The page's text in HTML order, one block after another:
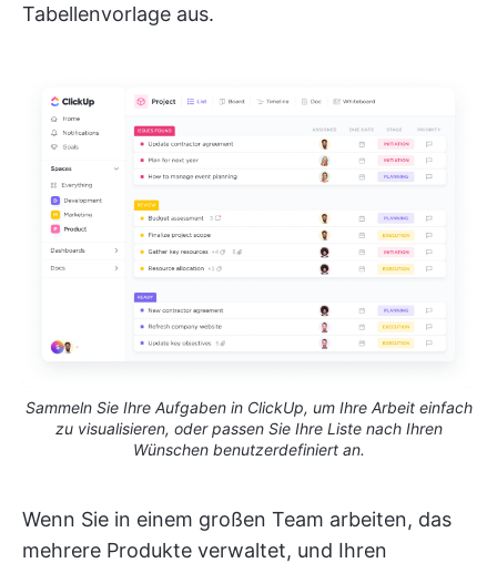
Tabellenvorlage aus.
Sammeln Sie Ihre Aufgaben in ClickUp, um Ihre Arbeit einfach
zu visualisieren, oder passen Sie Ihre Liste nach Ihren
Wünschen benutzerdefiniert an.
Wenn Sie in einem großen Team arbeiten, das
mehrere Produkte verwaltet, und Ihren